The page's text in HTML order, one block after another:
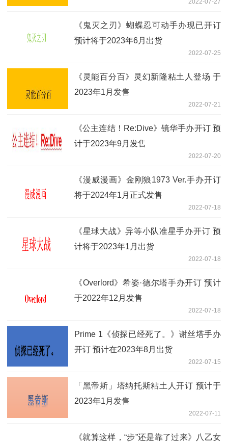
2022-07-27
《鬼灭之刃》蝴蝶忍可动手办现已开订
预计将于2023年6月出货
2022-07-25
《灵能百分百》灵幻新隆粘土人登场 于
2023年1月发售
2022-07-21
《公主连结！Re:Dive》镜华手办开订 预
计于2023年9月发售
2022-07-20
《漫威漫画》金刚狼1973 Ver.手办开订
将于2024年1月正式发售
2022-07-18
《星球大战》异等小队准星手办开订 预
计将于2023年1月出货
2022-07-18
《Overlord》希姿·德尔塔手办开订 预计
于2022年12月发售
2022-07-18
Prime 1《侦探已经死了。》谢丝塔手办
开订 预计在2023年8月出货
2022-07-15
「黑帝斯」塔纳托斯粘土人开订 预计于
2023年1月发售
2022-07-11
《就算这样，“步”还是靠了过来》八乙女